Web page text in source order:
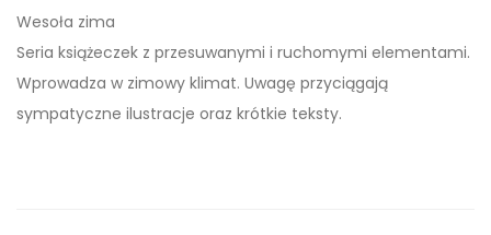
I
E
G
U
Wesoła zima
Seria książeczek z przesuwanymi i ruchomymi elementami.
Wprowadza w zimowy klimat. Uwagę przyciągają
sympatyczne ilustracje oraz krótkie teksty.